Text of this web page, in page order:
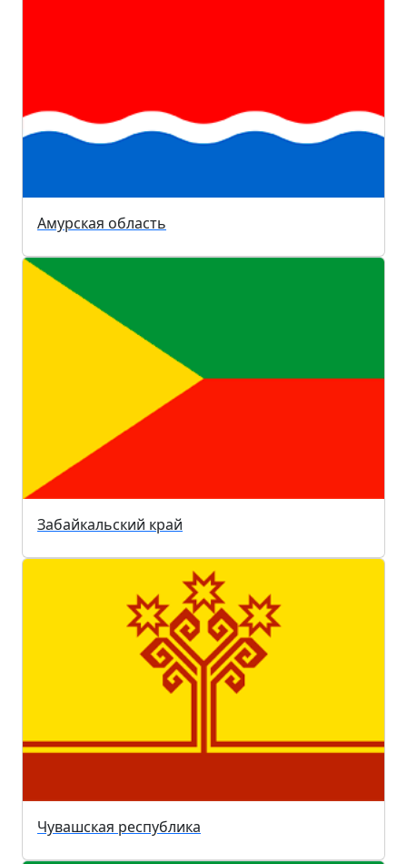
Амурская область
Забайкальский край
Чувашская республика